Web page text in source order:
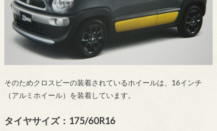
そのためクロスビーの装着されているホイールは、16インチ
（アルミホイール）を装着しています。
タイヤサイズ：175/60R16